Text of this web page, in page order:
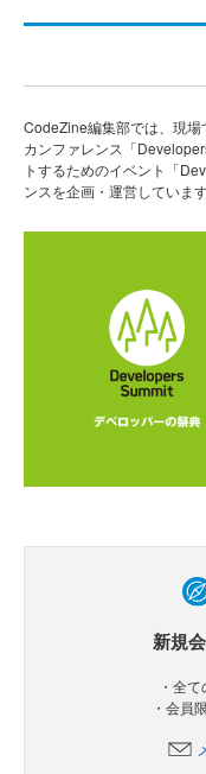
CodeZine編集部では、現
カンファレンス「
トするためのイベント「
ンスを企画・運営しています
新規
・全
・会員